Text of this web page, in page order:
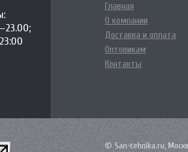
Главная
О компании
Доставка и оплата
Оптовикам
Контакты
© San-tehnika.ru,